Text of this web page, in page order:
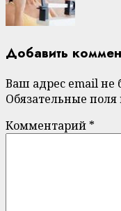
Добавить
Ваш адрес email не
Обязательные
Комментарий *